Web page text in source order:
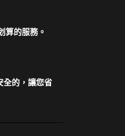
算的服務。
全的，讓您省